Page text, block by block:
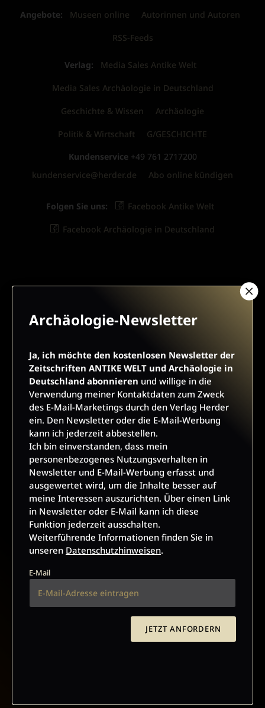
Angebote: Museen online Autorinnen und Autoren
RSS-Feeds
Verlag: Media Sales Antike Welt
Media Sales Archäologie in Deutschland
Geschichte & Wissen Archäologie
Politik & Wirtschaft G/GESCHICHTE
Kundenservice +49 761 2717200
kundenservice@herder.de
Abo online kündigen
Folgen Sie uns: Facebook Antike Welt
Facebook Archäologie in Deutschland
Zeitschriften ANTIKE WELT und Archäologie in
Deutschland abonnierenund willige in die Verwendung
meiner Kontaktdaten zum Zweck des E-Mail-Marketings
durch den Verlag Herder ein. Den Newsletter oder die E-Mail-
Werbung kann ich jederzeit abbestellen.
Ich bin einverstanden, dass mein personenbezogenes
Nutzungsverhalten in Newsletter und E-Mail-Werbung erfasst
und ausgewertet wird, um die Inhalte besser auf meine
Interessen auszurichten. Über einen Link in Newsletter oder
E-Mail kann ich diese Funktion jederzeit ausschalten.
Weiterführende Informationen finden Sie in unseren
Datenschutzhinweisen.
E-Mail
JETZT ANMELDEN
Archäologie-Newsletter
Ja, ich möchte den kostenlosen Newsletter der
Zeitschriften ANTIKE WELT und Archäologie in
Deutschland abonnieren und willige in die
Verwendung meiner Kontaktdaten zum Zweck
des E-Mail-Marketings durch den Verlag Herder
ein. Den Newsletter oder die E-Mail-Werbung
kann ich jederzeit abbestellen.
Ich bin einverstanden, dass mein
personenbezogenes Nutzungsverhalten in
Newsletter und E-Mail-Werbung erfasst und
ausgewertet wird, um die Inhalte besser auf
meine Interessen auszurichten. Über einen Link
in Newsletter oder E-Mail kann ich diese
Funktion jederzeit ausschalten.
Weiterführende Informationen finden Sie in
unseren Datenschutzhinweisen.
E-Mail
JETZT ANFORDERN